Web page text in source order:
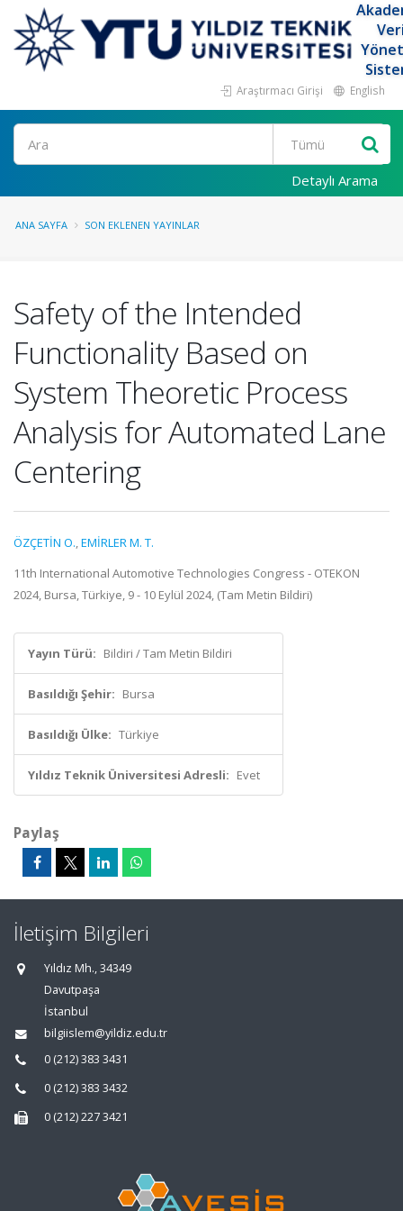
Araştırmacı Girişi English
Ara
Detaylı Arama
ANA SAYFA SON EKLENEN YAYINLAR
Safety of the Intended
Functionality Based on
System Theoretic Process
Analysis for Automated Lane
Centering
ÖZÇETİN O.,EMİRLER M. T.
11th International Automotive Technologies Congress - OTEKON
2024, Bursa, Türkiye, 9 - 10 Eylül 2024, (Tam Metin Bildiri)
Yayın Türü: Bildiri / Tam Metin Bildiri
Basıldığı Şehir: Bursa
Basıldığı Ülke: Türkiye
Yıldız Teknik Üniversitesi Adresli: Evet
Paylaş
İletişim Bilgileri
Yıldız Mh., 34349
Davutpaşa
İstanbul
bilgiislem@yildiz.edu.tr
0 (212) 383 3431
0 (212) 383 3432
0 (212) 227 3421